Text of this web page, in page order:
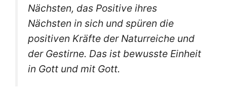
Nächsten, das Positive ihres
Nächsten in sich und spüren die
positiven Kräfte der Naturreiche und
der Gestirne. Das ist bewusste Einheit
in Gott und mit Gott.